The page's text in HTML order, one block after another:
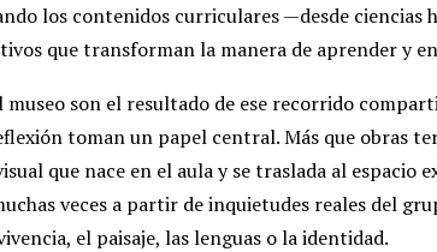
los contenidos curriculares —desde ciencias
que transforman la manera de aprender y
museo son el resultado de ese recorrido
toman un papel central. Más que obras
que nace en el aula y se traslada al espacio
veces a partir de inquietudes reales del
el paisaje, las lenguas o la identidad.